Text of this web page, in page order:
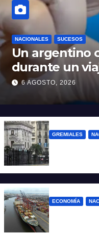
NACIONALES SUCESOS
Un argentino
durante un
permanece
6 AGOSTO, 2026
GREMIALES
cortes y
ECONOMÍA